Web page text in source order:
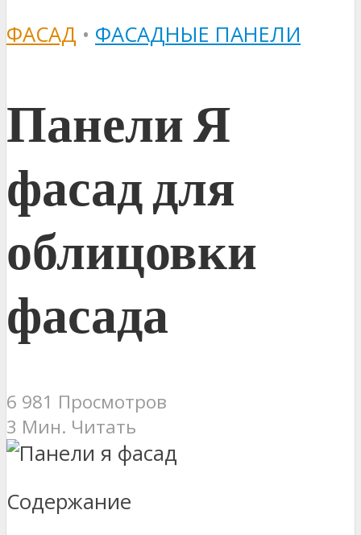
ФАСАД • ФАСАДНЫЕ ПАНЕЛИ
Панели Я
фасад для
облицовки
фасада
6 981 Просмотров
3 Мин. Читать
Содержание